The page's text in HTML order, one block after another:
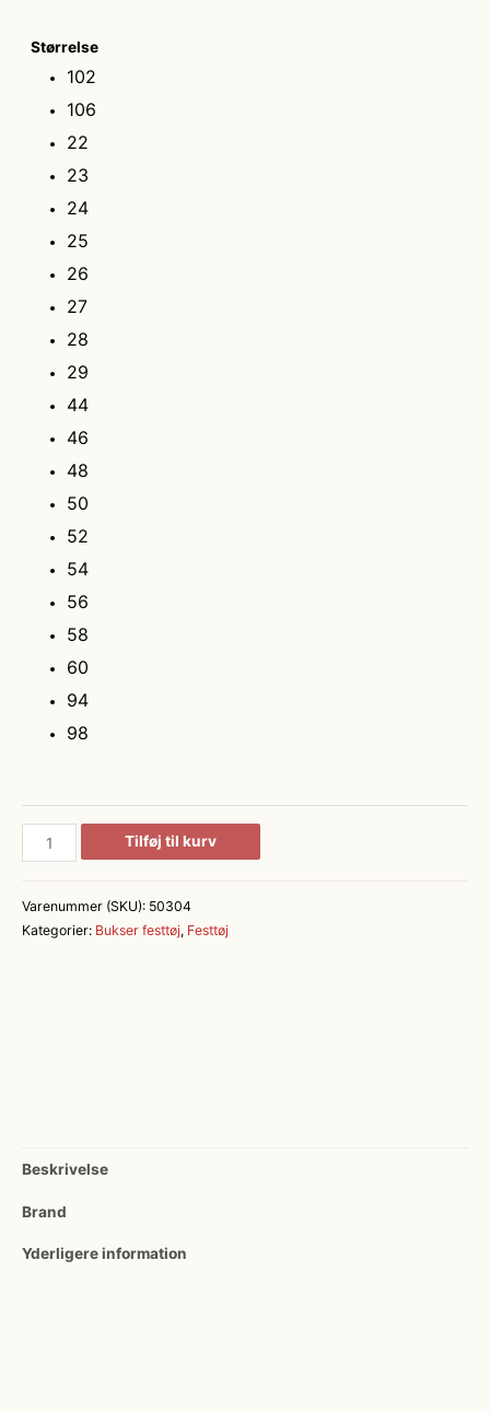
Størrelse
102
106
22
23
24
25
26
27
28
29
44
46
48
50
52
54
56
58
60
94
98
Klassiske
Traveller
Tilføj til kurv
Varenummer (SKU): 50304
Kategorier: Bukser festtøj, Festtøj
Beskrivelse
Brand
Yderligere information